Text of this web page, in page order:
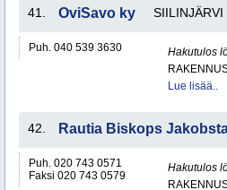
41. OviSavo ky SIILINJÄRVI
Puh. 040 539 3630
Hakutulos
Lue lisää..
42. Rautia Biskops
Puh. 020 743 0571
Faksi 020 743 0579
Hakutulos